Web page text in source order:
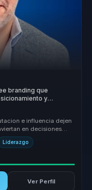
branding que
y
e influencia dejen
en decisiones
Liderazgo
Ver Perfil